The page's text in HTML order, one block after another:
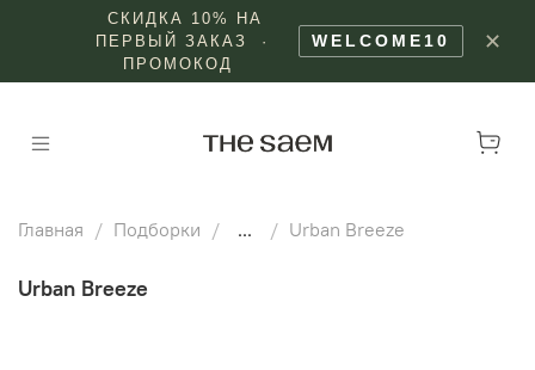
СКИДКА 10% НА
ПЕРВЫЙ ЗАКАЗ ·
ПРОМОКОД
WELCOME10 ✕
Главная Подборки ... Urban Breeze
Urban Breeze